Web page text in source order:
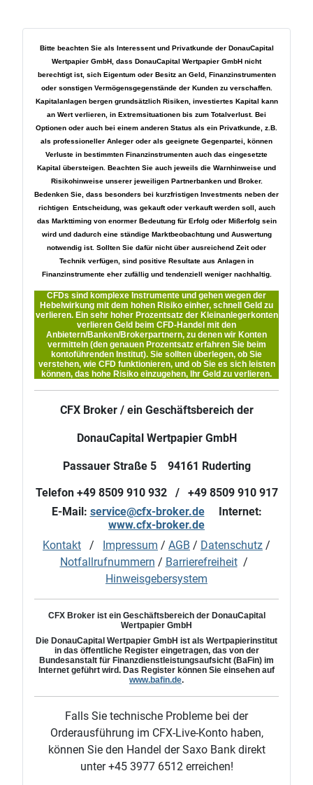
Bitte beachten Sie als Interessent und Privatkunde der DonauCapital
Wertpapier GmbH, dass DonauCapital Wertpapier GmbH nicht
berechtigt ist, sich Eigentum oder Besitz an Geld, Finanzinstrumenten
oder sonstigen Vermögensgegenstände der Kunden zu verschaffen.
Kapitalanlagen bergen grundsätzlich Risiken, investiertes Kapital kann
an Wert verlieren, in Extremsituationen bis zum Totalverlust. Bei
Optionen oder auch bei einem anderen Status als ein Privatkunde, z.B.
als professioneller Anleger oder als geeignete Gegenpartei, können
Verluste in bestimmten Finanzinstrumenten auch das eingesetzte
Kapital übersteigen. Beachten Sie auch jeweils die Warnhinweise und
Risikohinweise unserer jeweiligen Partnerbanken und Broker.
Bedenken Sie, dass besonders bei kurzfristigen Investments neben der
richtigen Entscheidung, was gekauft oder verkauft werden soll, auch
das Markttiming von enormer Bedeutung für Erfolg oder Mißerfolg sein
wird und dadurch eine ständige Marktbeobachtung und Auswertung
notwendig ist. Sollten Sie dafür nicht über ausreichend Zeit oder
Technik verfügen, sind positive Resultate aus Anlagen in
Finanzinstrumente eher zufällig und tendenziell weniger nachhaltig.
CFDs sind komplexe Instrumente und gehen wegen der
Hebelwirkung mit dem hohen Risiko einher, schnell Geld zu
verlieren. Ein sehr hoher Prozentsatz der Kleinanlegerkonten
verlieren Geld beim CFD-Handel mit den
Anbietern/Banken/Brokerpartnern, zu denen wir Konten
vermitteln (den genauen Prozentsatz erfahren Sie beim
kontoführenden Institut). Sie sollten überlegen, ob Sie
verstehen, wie CFD funktionieren, und ob Sie es sich leisten
können, das hohe Risiko einzugehen, Ihr Geld zu verlieren.
CFX Broker / ein Geschäftsbereich der
DonauCapital Wertpapier GmbH
Passauer Straße 5 94161 Ruderting
Telefon +49 8509 910 932 / +49 8509 910 917
E-Mail: service@cfx-broker.deInternet:
www.cfx-broker.de
Kontakt / Impressum / AGB / Datenschutz /
Notfallrufnummern / Barrierefreiheit/
Hinweisgebersystem
CFX Broker ist ein Geschäftsbereich der DonauCapital
Wertpapier GmbH
Die DonauCapital Wertpapier GmbH ist als Wertpapierinstitut
in das öffentliche Register eingetragen, das von der
Bundesanstalt für Finanzdienstleistungsaufsicht (BaFin) im
Internet geführt wird. Das Register können Sie einsehen auf
www.bafin.de.
Falls Sie technische Probleme bei der
Orderausführung im CFX-Live-Konto haben,
können Sie den Handel der Saxo Bank direkt
unter +45 3977 6512 erreichen!